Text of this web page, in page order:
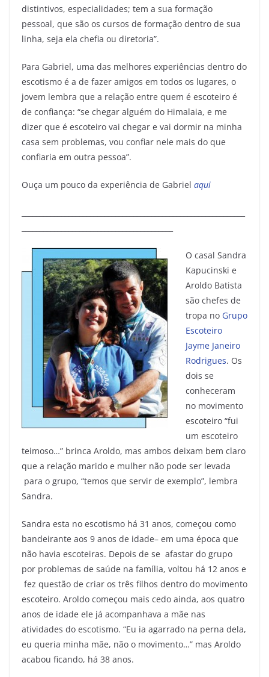
distintivos, especialidades; tem a sua formação
pessoal, que são os cursos de formação dentro de sua
linha, seja ela chefia ou diretoria”.
Para Gabriel, uma das melhores experiências dentro do
escotismo é a de fazer amigos em todos os lugares, o
jovem lembra que a relação entre quem é escoteiro é
de confiança: “se chegar alguém do Himalaia, e me
dizer que é escoteiro vai chegar e vai dormir na minha
casa sem problemas, vou confiar nele mais do que
confiaria em outra pessoa”.
Ouça um pouco da experiência de Gabriel aqui
O casal Sandra
Kapucinski e
Aroldo Batista
são chefes de
tropa no Grupo
Escoteiro
Jayme Janeiro
Rodrigues. Os
dois se
conheceram
no movimento
escoteiro “fui
um escoteiro
teimoso…” brinca Aroldo, mas ambos deixam bem claro
que a relação marido e mulher não pode ser levada
para o grupo, “temos que servir de exemplo”, lembra
Sandra.
Sandra esta no escotismo há 31 anos, começou como
bandeirante aos 9 anos de idade– em uma época que
não havia escoteiras. Depois de se afastar do grupo
por problemas de saúde na família, voltou há 12 anos e
fez questão de criar os três filhos dentro do movimento
escoteiro. Aroldo começou mais cedo ainda, aos quatro
anos de idade ele já acompanhava a mãe nas
atividades do escotismo. “Eu ia agarrado na perna dela,
eu queria minha mãe, não o movimento…” mas Aroldo
acabou ficando, há 38 anos.